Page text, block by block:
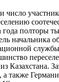
число
года полторы
начальника
Казахстана.
также